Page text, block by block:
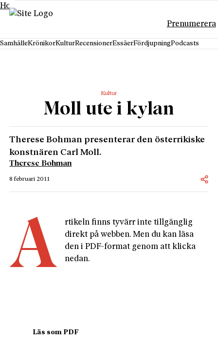
Hoppa till innehåll
Prenumerera
SamhälleKrönikorKulturRecensionerEssäerFördjupningPodcasts
Kultur
Moll ute i kylan
Therese Bohman presenterar den österrikiske
konstnären Carl Moll.
Therese Bohman
8 februari 2011
A
rtikeln finns tyvärr inte tillgänglig
direkt på webben. Men du kan läsa
den i PDF-format genom att klicka
nedan.